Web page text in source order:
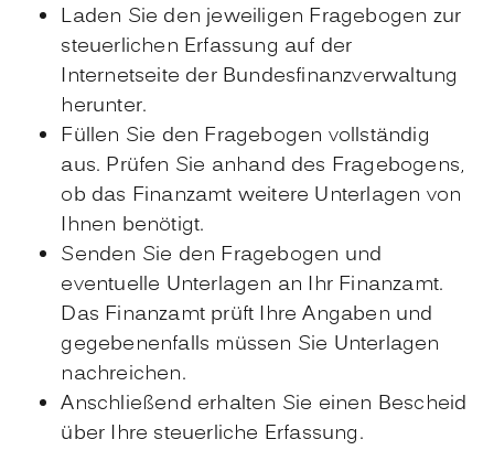
Laden Sie den jeweiligen Fragebogen zur
steuerlichen Erfassung auf der
Internetseite der Bundesfinanzverwaltung
herunter.
Füllen Sie den Fragebogen vollständig
aus. Prüfen Sie anhand des Fragebogens,
ob das Finanzamt weitere Unterlagen von
Ihnen benötigt.
Senden Sie den Fragebogen und
eventuelle Unterlagen an Ihr Finanzamt.
Das Finanzamt prüft Ihre Angaben und
gegebenenfalls müssen Sie Unterlagen
nachreichen.
Anschließend erhalten Sie einen Bescheid
über Ihre steuerliche Erfassung.